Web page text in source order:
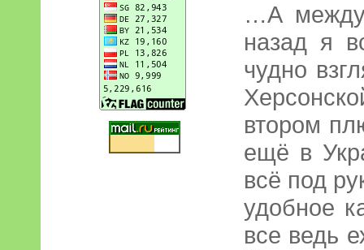
…А между
назад я
чудно
втором
ещё в
всё под
удобное
все ведь